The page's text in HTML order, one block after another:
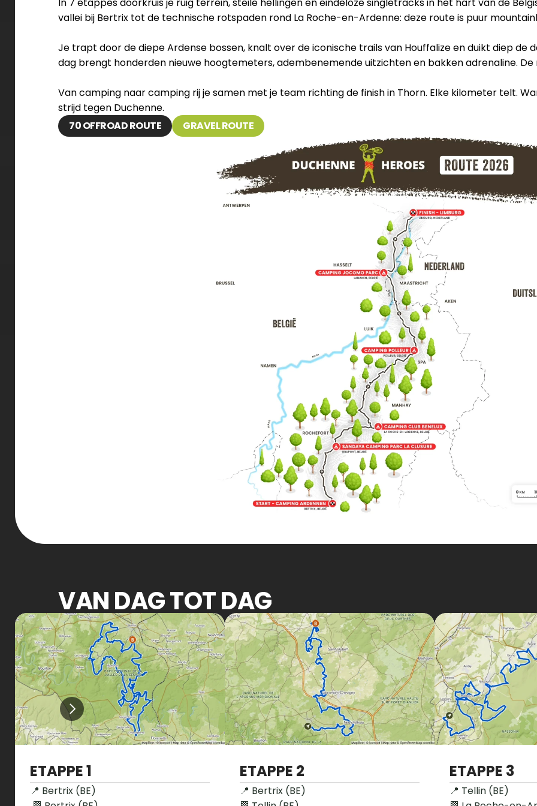
vallei bij Bertrix tot de technische rotspaden rond La Roche-en-Ardenne: deze route is puur
Je trapt door de diepe Ardense bossen, knalt over de iconische trails van Houffalize en duikt diep de
dag brengt honderden nieuwe hoogtemeters, adembenemende uitzichten en bakken adrenaline. De
Van camping naar camping rij je samen met je team richting de finish in Thorn. Elke kilometer telt.
strijd tegen Duchenne.
70 OFFROAD ROUTE
GRAVEL ROUTE
VAN DAG TOT DAG
ETAPPE 1
📍 Bertrix (BE)
ETAPPE 2
📍 Bertrix (BE)
ETAPPE 3
📍 Tellin (BE)